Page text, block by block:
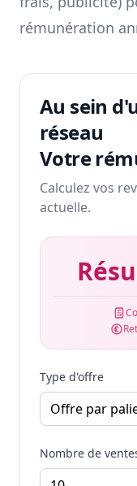
rémunération
Au sein
réseau
Votre
Calculez vos
actuelle.
Type d'offre
Nombre de